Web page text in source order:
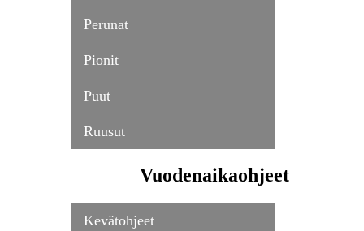
Perunat
Pionit
Puut
Ruusut
Vuodenaikaohjeet
Kevätohjeet